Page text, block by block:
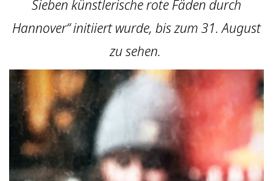
Sieben künstlerische rote Fäden durch
Hannover“ initiiert wurde, bis zum 31. August
zu sehen.